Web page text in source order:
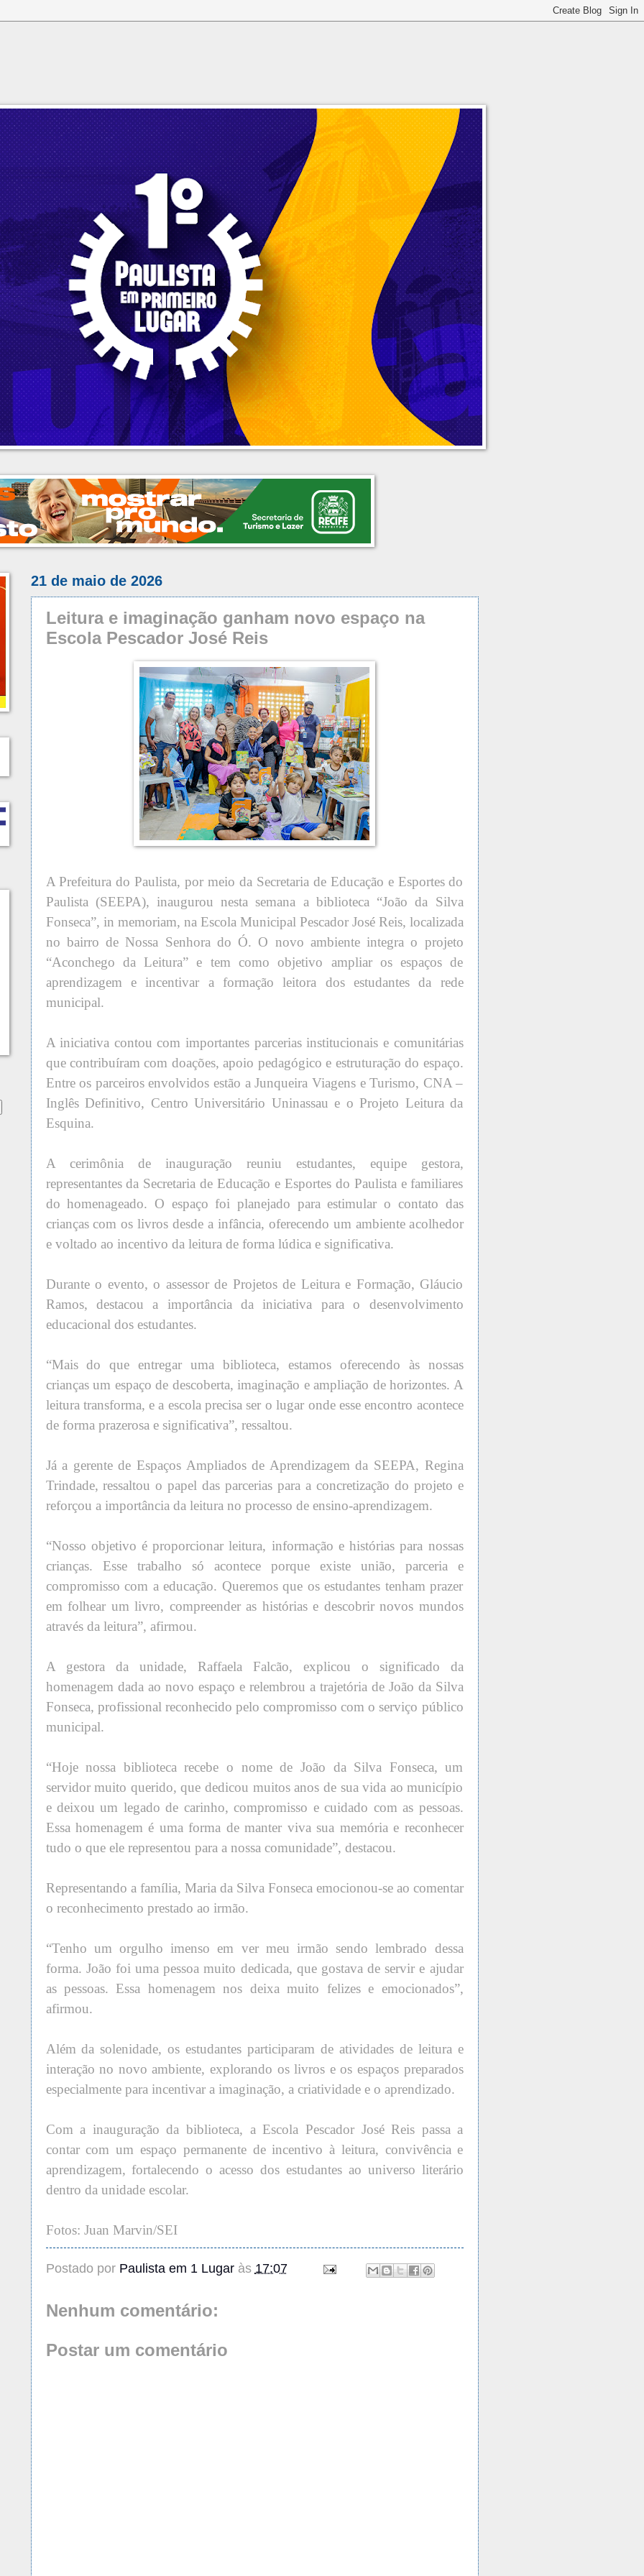
21 de maio de 2026
Leitura e imaginação ganham novo espaço na
Escola Pescador José Reis
A Prefeitura do Paulista, por meio da Secretaria de Educação e Esportes do
Paulista (SEEPA), inaugurou nesta semana a biblioteca “João da Silva
Fonseca”, in memoriam, na Escola Municipal Pescador José Reis, localizada
no bairro de Nossa Senhora do Ó. O novo ambiente integra o projeto
“Aconchego da Leitura” e tem como objetivo ampliar os espaços de
aprendizagem e incentivar a formação leitora dos estudantes da rede
municipal.
A iniciativa contou com importantes parcerias institucionais e comunitárias
que contribuíram com doações, apoio pedagógico e estruturação do espaço.
Entre os parceiros envolvidos estão a Junqueira Viagens e Turismo, CNA –
Inglês Definitivo, Centro Universitário Uninassau e o Projeto Leitura da
Esquina.
A cerimônia de inauguração reuniu estudantes, equipe gestora,
representantes da Secretaria de Educação e Esportes do Paulista e familiares
do homenageado. O espaço foi planejado para estimular o contato das
crianças com os livros desde a infância, oferecendo um ambiente acolhedor
e voltado ao incentivo da leitura de forma lúdica e significativa.
Durante o evento, o assessor de Projetos de Leitura e Formação, Gláucio
Ramos, destacou a importância da iniciativa para o desenvolvimento
educacional dos estudantes.
“Mais do que entregar uma biblioteca, estamos oferecendo às nossas
crianças um espaço de descoberta, imaginação e ampliação de horizontes. A
leitura transforma, e a escola precisa ser o lugar onde esse encontro acontece
de forma prazerosa e significativa”, ressaltou.
Já a gerente de Espaços Ampliados de Aprendizagem da SEEPA, Regina
Trindade, ressaltou o papel das parcerias para a concretização do projeto e
reforçou a importância da leitura no processo de ensino-aprendizagem.
“Nosso objetivo é proporcionar leitura, informação e histórias para nossas
crianças. Esse trabalho só acontece porque existe união, parceria e
compromisso com a educação. Queremos que os estudantes tenham prazer
em folhear um livro, compreender as histórias e descobrir novos mundos
através da leitura”, afirmou.
A gestora da unidade, Raffaela Falcão, explicou o significado da
homenagem dada ao novo espaço e relembrou a trajetória de João da Silva
Fonseca, profissional reconhecido pelo compromisso com o serviço público
municipal.
“Hoje nossa biblioteca recebe o nome de João da Silva Fonseca, um
servidor muito querido, que dedicou muitos anos de sua vida ao município
e deixou um legado de carinho, compromisso e cuidado com as pessoas.
Essa homenagem é uma forma de manter viva sua memória e reconhecer
tudo o que ele representou para a nossa comunidade”, destacou.
Representando a família, Maria da Silva Fonseca emocionou-se ao comentar
o reconhecimento prestado ao irmão.
“Tenho um orgulho imenso em ver meu irmão sendo lembrado dessa
forma. João foi uma pessoa muito dedicada, que gostava de servir e ajudar
as pessoas. Essa homenagem nos deixa muito felizes e emocionados”,
afirmou.
Além da solenidade, os estudantes participaram de atividades de leitura e
interação no novo ambiente, explorando os livros e os espaços preparados
especialmente para incentivar a imaginação, a criatividade e o aprendizado.
Com a inauguração da biblioteca, a Escola Pescador José Reis passa a
contar com um espaço permanente de incentivo à leitura, convivência e
aprendizagem, fortalecendo o acesso dos estudantes ao universo literário
dentro da unidade escolar.
Fotos: Juan Marvin/SEI
Postado por Paulista em 1 Lugar às 17:07
Nenhum comentário:
Postar um comentário